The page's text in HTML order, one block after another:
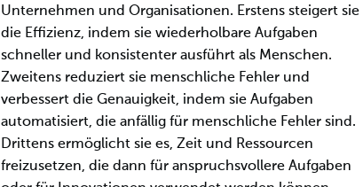
Unternehmen und Organisationen. Erstens steigert sie
die Effizienz, indem sie wiederholbare Aufgaben
schneller und konsistenter ausführt als Menschen.
Zweitens reduziert sie menschliche Fehler und
verbessert die Genauigkeit, indem sie Aufgaben
automatisiert, die anfällig für menschliche Fehler sind.
Drittens ermöglicht sie es, Zeit und Ressourcen
freizusetzen, die dann für anspruchsvollere Aufgaben